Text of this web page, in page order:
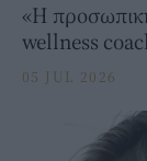
«Η
wellness
05 JUL 2026